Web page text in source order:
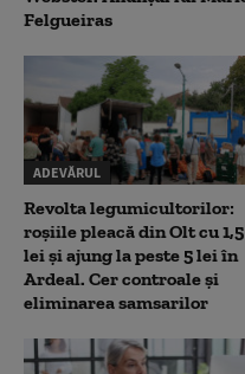
Felgueiras
ADEVĂRUL
Revolta legumicultorilor:
roșiile pleacă din Olt cu 1,5
lei și ajung la peste 5 lei în
Ardeal. Cer controale și
eliminarea samsarilor